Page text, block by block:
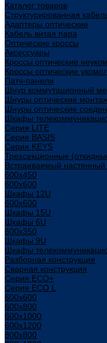
Каталог товаров
Структурированная
Адаптеры оптические
Кабель витая пара
Оптические кроссы
Аксессуары
Кроссы оптические
Кроссы оптические
Патч-панели
Шнур коммутационный
Шнуры оптические
Шнуры оптические
Шкафы
Cерия LITE
Cерия BASIS
Cерия KEYS
Трехсекционные
Встраиваемый
600x450
600x600
Шкафы 12U
600x600
Шкафы 15U
Шкафы 6U
600x350
Шкафы 9U
Шкафы
Разборная конструкция
Сварная конструкция
Серия ECO+
Серия ECO L
600x600
600x800
600х1000
600х1200
800x800